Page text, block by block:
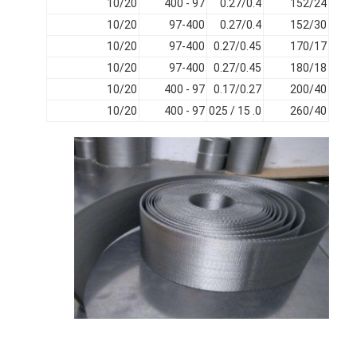
ضبط الجودة
اتصل بنا
الدردشة الآن
الفولاذ المقاوم للصدأ X Tend Mesh
شاشة مرشح البثق
حزمة شاشة الطارد
152/24
0.27/0.4
97 - 400
10/20
152/30
0.27/0.4
97-400
10/20
170/17
0.27/0.45
97-400
10/20
180/18
0.27/0.45
97-400
10/20
200/40
0.17/0.27
97 - 400
10/20
260/40
0. 15 / 025
97 - 400
10/20